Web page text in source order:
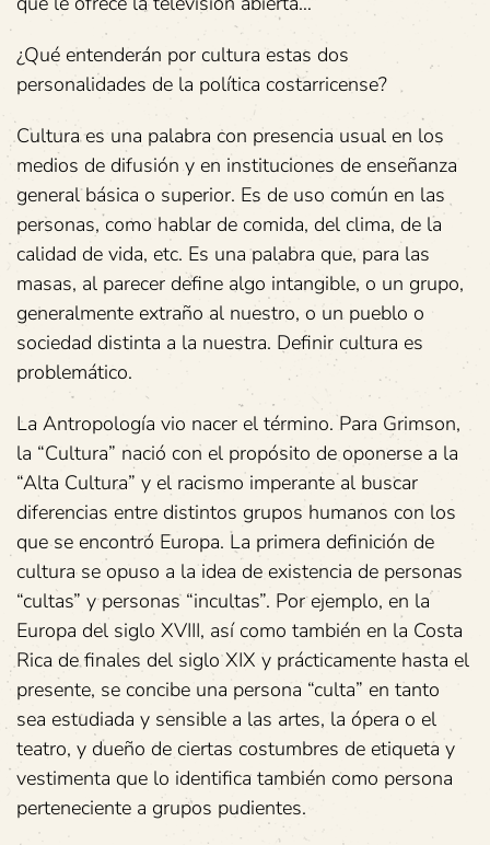
¿Qué entenderán por cultura estas dos
personalidades de la política costarricense?
Cultura es una palabra con presencia usual en los
medios de difusión y en instituciones de enseñanza
general básica o superior. Es de uso común en las
personas, como hablar de comida, del clima, de la
calidad de vida, etc. Es una palabra que, para las
masas, al parecer define algo intangible, o un grupo,
generalmente extraño al nuestro, o un pueblo o
sociedad distinta a la nuestra. Definir cultura es
problemático.
La Antropología vio nacer el término. Para Grimson,
la “Cultura” nació con el propósito de oponerse a la
“Alta Cultura” y el racismo imperante al buscar
diferencias entre distintos grupos humanos con los
que se encontró Europa. La primera definición de
cultura se opuso a la idea de existencia de personas
“cultas” y personas “incultas”. Por ejemplo, en la
Europa del siglo XVIII, así como también en la Costa
Rica de finales del siglo XIX y prácticamente hasta el
presente, se concibe una persona “culta” en tanto
sea estudiada y sensible a las artes, la ópera o el
teatro, y dueño de ciertas costumbres de etiqueta y
vestimenta que lo identifica también como persona
perteneciente a grupos pudientes.